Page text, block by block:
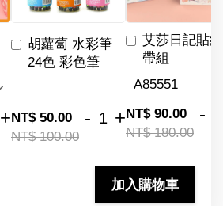
+
胡蘿蔔 水彩筆
24色 彩色筆
NT$ 50.00
NT$ 100.00
- +
艾莎日記貼
帶組
NT$ 90.00
NT$ 180.00
-
加入購物車